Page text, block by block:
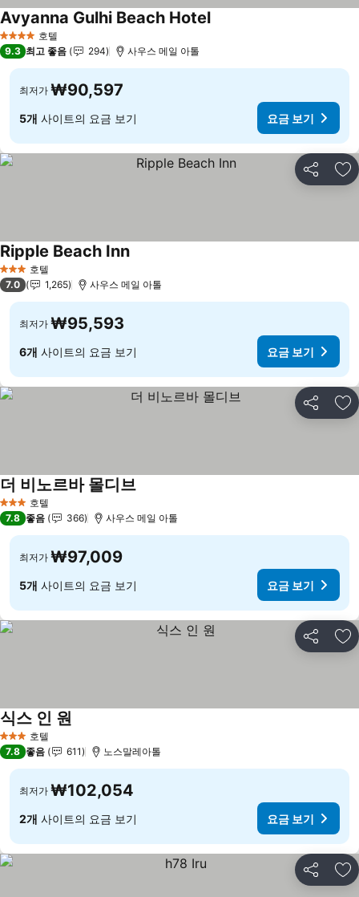
4 성급 호텔
Avyanna Gulhi Beach Hotel요금 보기
9.3 최고 좋음 294 사우스 메일 아톨
최저가 ₩90,597
5개 사이트의 요금 보기 요금 보기
공유 즐
3 성급 호텔
Ripple Beach Inn요금 보기
7.0 1,265 사우스 메일 아톨
최저가 ₩95,593
6개 사이트의 요금 보기 요금 보기
공유 즐
3 성급 호텔
더 비노르바 몰디브요금 보기
7.8 좋음 366 사우스 메일 아톨
최저가 ₩97,009
5개 사이트의 요금 보기 요금 보기
공유 즐
3 성급 호텔
식스 인 원
7.8 좋음 611 노스말레아톨
최저가 ₩102,054
2개 사이트의 요금 보기 요금 보기
공유 즐